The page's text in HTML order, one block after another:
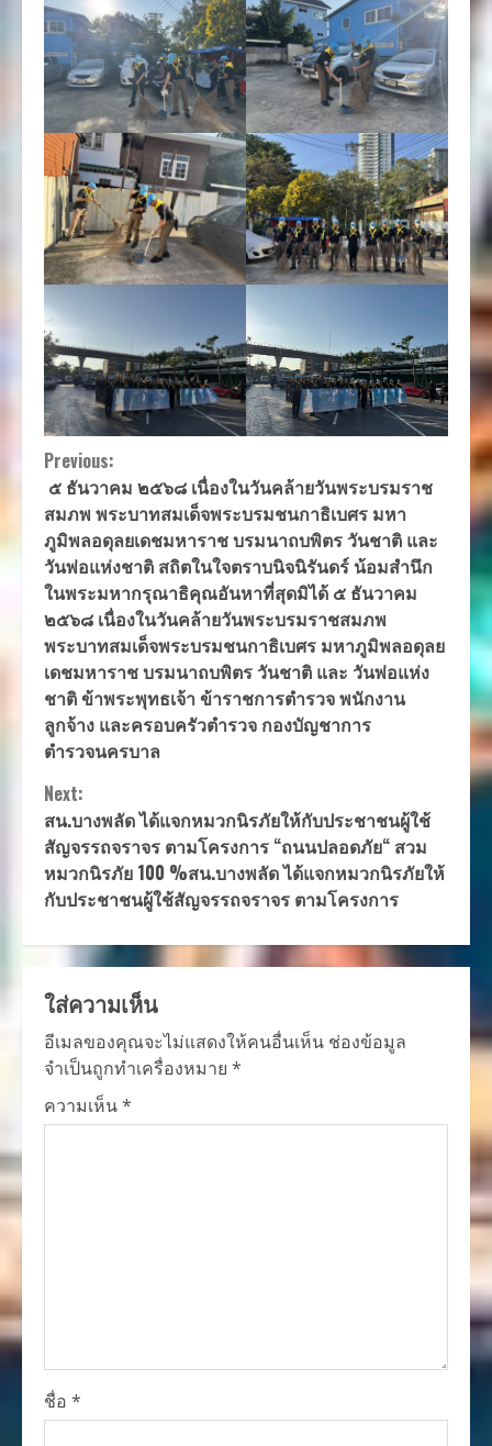
Continue
Reading
Previous:
๕ ธันวาคม ๒๕๖๘ เนื่องในวันคล้ายวันพระบรมราช
สมภพ พระบาทสมเด็จพระบรมชนกาธิเบศร มหา
ภูมิพลอดุลยเดชมหาราช บรมนาถบพิตร วันชาติ และ
วันพ่อแห่งชาติ สถิตในใจตราบนิจนิรันดร์ น้อมสำนึก
ในพระมหากรุณาธิคุณอันหาที่สุดมิได้ ๕ ธันวาคม
๒๕๖๘ เนื่องในวันคล้ายวันพระบรมราชสมภพ
พระบาทสมเด็จพระบรมชนกาธิเบศร มหาภูมิพลอดุลย
เดชมหาราช บรมนาถบพิตร วันชาติ และ วันพ่อแห่ง
ชาติ ข้าพระพุทธเจ้า ข้าราชการตำรวจ พนักงาน
ลูกจ้าง และครอบครัวตำรวจ กองบัญชาการ
ตำรวจนครบาล
Next:
สน.บางพลัด ได้แจกหมวกนิรภัยให้กับประชาชนผู้ใช้
สัญจรรถจราจร ตามโครงการ “ถนนปลอดภัย“ สวม
หมวกนิรภัย 100 %สน.บางพลัด ได้แจกหมวกนิรภัยให้
กับประชาชนผู้ใช้สัญจรรถจราจร ตามโครงการ
ใส่ความเห็น
อีเมลของคุณจะไม่แสดงให้คนอื่นเห็น ช่องข้อมูล
จำเป็นถูกทำเครื่องหมาย *
ความเห็น*
ชื่อ *